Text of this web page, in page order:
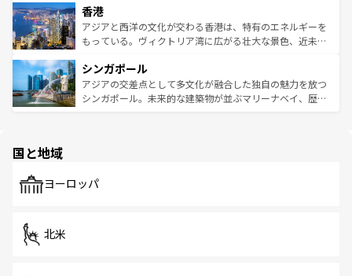
とつ。フォーやバインミー、ベトナムコーヒーなどは、ぜ
ひ現地で味わいたい。どの地域を訪れてもあたたかい人々
が旅行者を迎えてくれるので、きっと忘れられない旅にな
参照してほしい。
の活気が交差している。北部ではチェンマイなどの山岳地
帯で自然と触れ合い、南部ではプーケットやクラビの美し
いビーチでリゾート気分を楽しむことができる。タイ料理
激する。気候は一年中温暖で、どの季節にも異なる楽しみ
が待っている。親しみやすいタイの人々、仏教を中心とし
た文化、そして多様な観光資源が、訪れる旅人を魅了し続
香港
アジアと西洋の文化が交わる香港は、特有のエネルギーを
もっている。ヴィクトリア湾に広がる壮大な景色、近未来
み、どこを訪れても感動するはず。観光スポットが密集し
ており、効率よく見どころを回れるのも魅力。息をのむよ
うな絶景から文化的な体験まで、香港を存分に楽しみ尽く
シンガポール
アジアの交差点として多文化が融合した独自の魅力を放つ
シンガポール。未来的な建築物が並ぶマリーナベイ、歴史
で、ホーカーズは地元の風情を楽しめる外せないスポット
国と地域
ヨーロッパ
北米